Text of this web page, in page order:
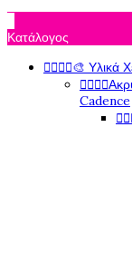
Κατάλογος
🎨 Υλικά

Cadence
